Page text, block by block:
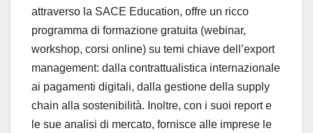
attraverso la SACE Education, offre un ricco
programma di formazione gratuita (webinar,
workshop, corsi online) su temi chiave dell’export
management: dalla contrattualistica internazionale
ai pagamenti digitali, dalla gestione della supply
chain alla sostenibilità. Inoltre, con i suoi report e
le sue analisi di mercato, fornisce alle imprese le